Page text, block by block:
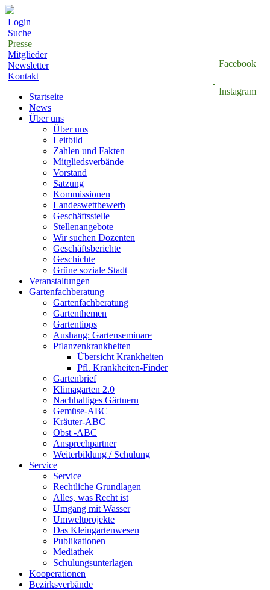
Login
Facebook
Instagram
Suche
Presse
Mitglieder
Newsletter
Kontakt
Startseite
News
Über uns
Über uns
Leitbild
Zahlen und Fakten
Mitgliedsverbände
Vorstand
Satzung
Kommissionen
Landeswettbewerb
Geschäftsstelle
Stellenangebote
Wir suchen Dozenten
Geschäftsberichte
Geschichte
Grüne soziale Stadt
Veranstaltungen
Gartenfachberatung
Gartenfachberatung
Gartenthemen
Gartentipps
Aushang: Gartenseminare
Pflanzenkrankheiten
Übersicht Krankheiten
Pfl. Krankheiten-Finder
Gartenbrief
Klimagarten 2.0
Nachhaltiges Gärtnern
Gemüse-ABC
Kräuter-ABC
Obst -ABC
Ansprechpartner
Weiterbildung / Schulung
Service
Service
Rechtliche Grundlagen
Alles, was Recht ist
Umgang mit Wasser
Umweltprojekte
Das Kleingartenwesen
Publikationen
Mediathek
Schulungsunterlagen
Kooperationen
Bezirksverbände